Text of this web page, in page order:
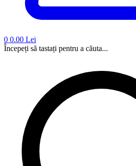
0 0.00 Lei
Începeți să tastați pentru a căuta...